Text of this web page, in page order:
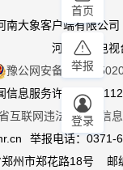
南大象客户端有限公司
河南广播电视
豫公网安备
息服务许可证：
互联网违法和不良信
举报电话：0371-
郑州市郑花路18号 邮
首页
举报
登录